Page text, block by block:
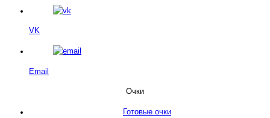
VK
Email
Очки
Готовые очки